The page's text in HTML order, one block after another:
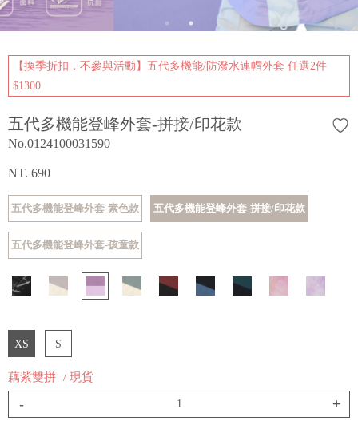
【換季折扣．不參與活動】五代多機能/防潑水連帽外套 任選2件
$1300
五代多機能登峰外套-拼接/印花款
No.0124100031590
NT. 690
五代多機能登峰外套-素色款 五代多機能登峰外套-拼接/印花款
五代多機能登峰外套-孩童款
XS S
藕紫雙拼 / 現貨
- +